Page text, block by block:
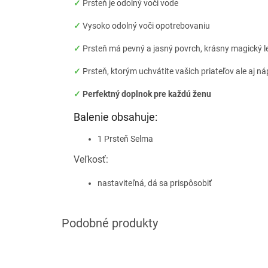
✓ Prsteň je odolný voči vode
✓ Vysoko odolný voči opotrebovaniu
✓ Prsteň má pevný a jasný povrch, krásny magický
✓ Prsteň, ktorým uchvátite vašich priateľov ale aj
✓ Perfektný doplnok pre každú ženu
Balenie obsahuje:
1 Prsteň Selma
Veľkosť:
nastaviteľná, dá sa prispôsobiť